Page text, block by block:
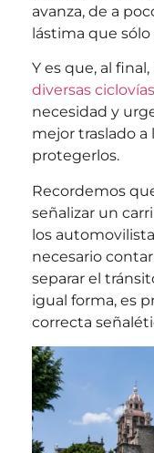
avanza, de a
lástima que sólo
Y es que, al final,
diversas ciclovías
necesidad y
mejor traslado a
protegerlos.
Recordemos
señalizar un
los
necesario
separar el
igual forma, es
correcta